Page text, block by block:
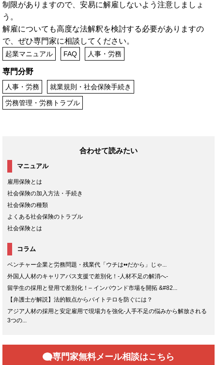
制限がありますので、安易に解雇しないよう注意しましょ
う。
解雇についても高度な法解釈を検討する必要がありますの
で、ぜひ専門家に相談してください。
起業マニュアル FAQ 人事・労務
専門分野
人事・労務 就業規則・社会保険手続き
労務管理・労務トラブル
合わせて読みたい
マニュアル
雇用保険とは
社会保険の加入方法・手続き
社会保険の種類
よくある社会保険のトラブル
社会保険とは
コラム
ベンチャー企業と労務問題・残業代「ウチは••だから」じゃ...
外国人人材のキャリアパス支援で差別化！-人材不足の解消へ-
留学生の採用と登用で差別化！– インバウンド市場を開拓 &#82...
【弁護士が解説】法的観点からバイトテロを防ぐには？
アジア人材の採用と安定雇用で現場力を強化-人手不足の悩みから解放される
3つの...
専門家無料メール相談はこちら